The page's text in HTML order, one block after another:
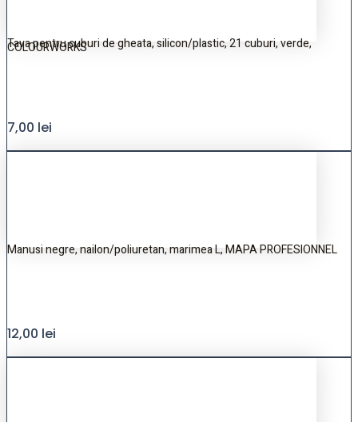
Tava pentru cuburi de gheata, silicon/plastic, 21 cuburi, verde,
COLOURWORKS
7,00 lei
Manusi negre, nailon/poliuretan, marimea L, MAPA PROFESIONNEL
12,00 lei